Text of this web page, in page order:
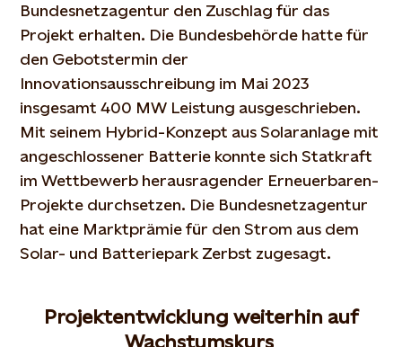
Bundesnetzagentur den Zuschlag für das
Projekt erhalten. Die Bundesbehörde hatte für
den Gebotstermin der
Innovationsausschreibung im Mai 2023
insgesamt 400 MW Leistung ausgeschrieben.
Mit seinem Hybrid-Konzept aus Solaranlage mit
angeschlossener Batterie konnte sich Statkraft
im Wettbewerb herausragender Erneuerbaren-
Projekte durchsetzen. Die Bundesnetzagentur
hat eine Marktprämie für den Strom aus dem
Solar- und Batteriepark Zerbst zugesagt.
Projektentwicklung weiterhin auf
Wachstumskurs